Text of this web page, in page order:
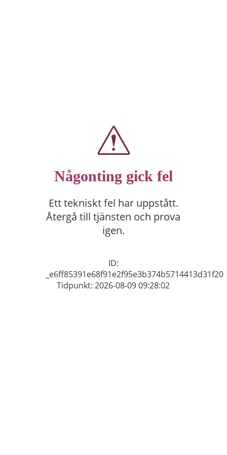
Någonting gick fel
Ett tekniskt fel har uppstått.
Återgå till tjänsten och prova
igen.
ID:
_e6ff85391e68f91e2f95e3b374b5714413d31f20
Tidpunkt: 2026-08-09 09:28:02